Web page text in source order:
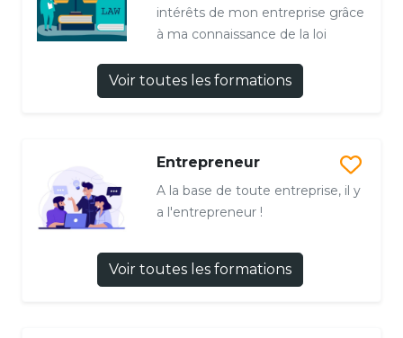
intérêts de mon entreprise grâce
à ma connaissance de la loi
Voir toutes les formations
Entrepreneur
A la base de toute entreprise, il y
a l'entrepreneur !
Voir toutes les formations